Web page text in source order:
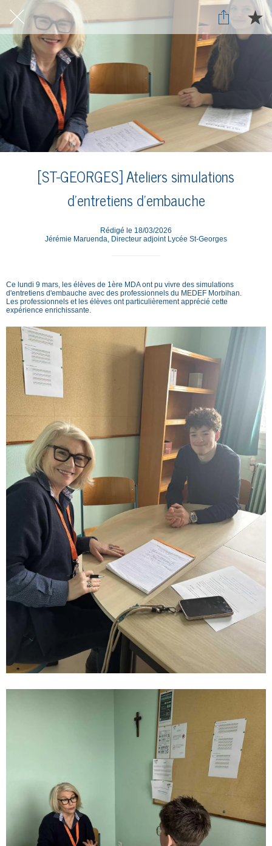
[ST-GEORGES] Ateliers simulations
d'entretiens d'embauche
Rédigé le 18/03/2026
Jérémie Maruenda, Directeur adjoint Lycée St-Georges
Ce lundi 9 mars, les élèves de 1ère MDA ont pu vivre des simulations
d'entretiens d'embauche avec des professionnels du MEDEF Morbihan.
Les professionnels et les élèves ont particulièrement apprécié cette
expérience enrichissante.